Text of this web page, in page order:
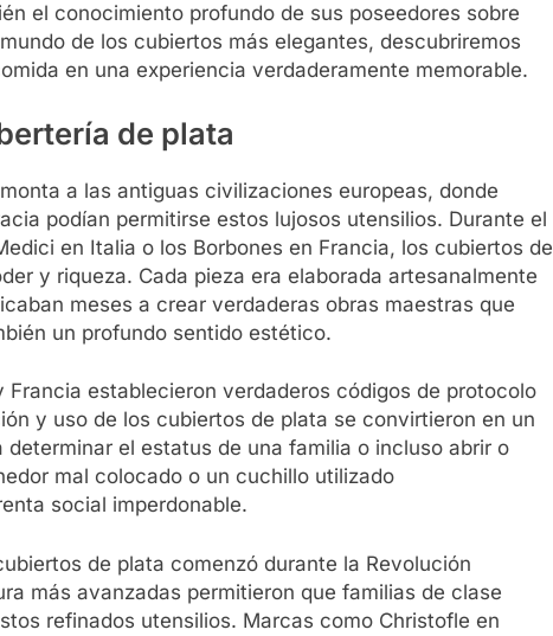
el conocimiento profundo de sus poseedores sobre
de los cubiertos más elegantes, descubriremos
en una experiencia verdaderamente memorable.
de plata
a las antiguas civilizaciones europeas, donde
podían permitirse estos lujosos utensilios. Durante el
en Italia o los Borbones en Francia, los cubiertos de
y riqueza. Cada pieza era elaborada artesanalmente
meses a crear verdaderas obras maestras que
un profundo sentido estético.
Francia establecieron verdaderos códigos de protocolo
y uso de los cubiertos de plata se convirtieron en un
el estatus de una familia o incluso abrir o
mal colocado o un cuchillo utilizado
social imperdonable.
de plata comenzó durante la Revolución
más avanzadas permitieron que familias de clase
refinados utensilios. Marcas como Christofle en